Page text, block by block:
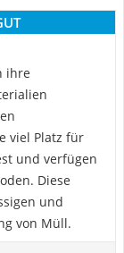
ihre
viel Platz für
und verfügen
Diese
und
von Müll.